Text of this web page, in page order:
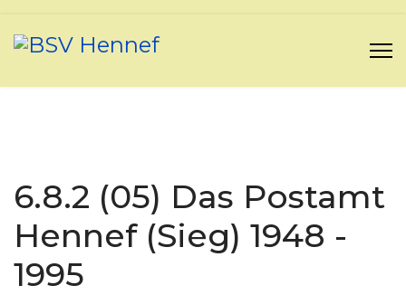
6.8.2 (05) Das Postamt
Hennef (Sieg) 1948 -
1995